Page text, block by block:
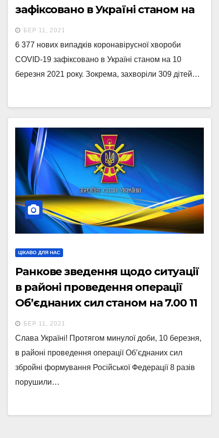
зафіксовано в Україні станом на
10 березня 2021 року.
БЕР 11, 2021
6 377 нових випадків коронавірусної хвороби
COVID-19 зафіксовано в Україні станом на 10
березня 2021 року. Зокрема, захворіли 309 дітей…
ЦІКАВО ДЛЯ НАС
Ранкове зведення щодо ситуації
в районі проведення операції
Об’єднаних сил станом на 7.00 11
березня 2021 року
БЕР 11, 2021
Слава Україні! Протягом минулої доби, 10 березня,
в районі проведення операції Об’єднаних сил
збройні формування Російської Федерації 8 разів
порушили…